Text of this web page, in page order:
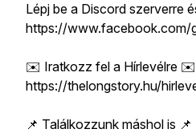
Lépj be a Discord szerverre
https://www.facebook.com/
✉️ Iratkozz fel a Hírlevélre ✉️
https://thelongstory.hu/
📌 Találkozzunk máshol is 📌